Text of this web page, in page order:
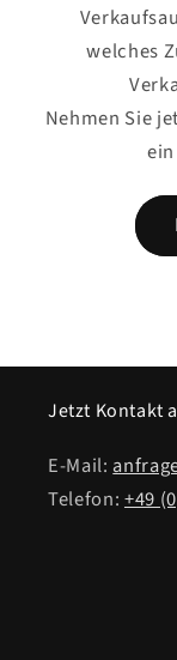
welches
Nehmen Sie
Jetzt Kontakt
E-Mail:
Telefon: +49